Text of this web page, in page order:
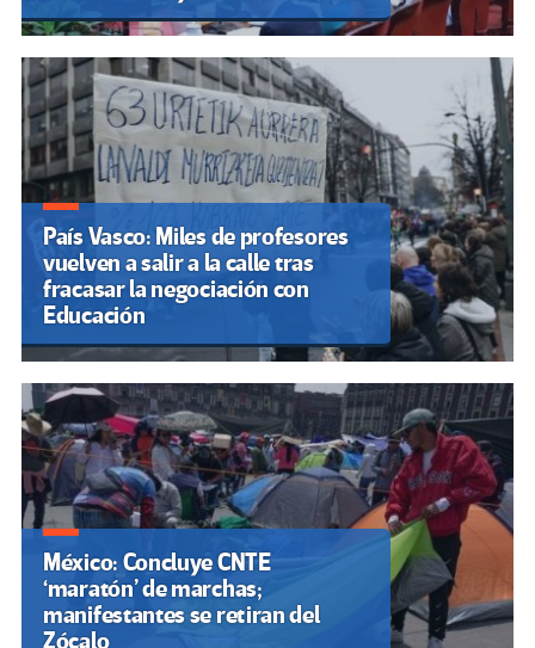
País Vasco: Miles de profesores
vuelven a salir a la calle tras
fracasar la negociación con
Educación
México: Concluye CNTE
‘maratón’ de marchas;
manifestantes se retiran del
Zócalo